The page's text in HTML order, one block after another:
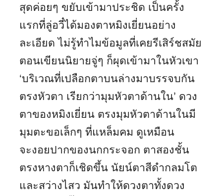
สุดค่อยๆ ขยับเข้ามาประชิด เป็นครั้ง
แรกที่ลู่อวี๋ได้มองตาหมิงเยี่ยนอย่าง
ละเอียด ไม่รู้ทำไมข้อมูลที่เคยรีเสิร์ชสมัย
ตอนเขียนนิยายจู่ๆ ก็ผุดเข้ามาในหัวเขา
‘บริเวณที่เปลือกตาบนล่างมาบรรจบกัน
ตรงหัวตา เรียกว่ามุมหัวตาด้านใน’ ดวง
ตาของหมิงเยี่ยน ตรงมุมหัวตาด้านในมี
มุมตะขอเล็กๆ ที่แหล็มคม ดูเหมือน
จะงอยปากของนกกระจอก ตาสองชั้น
ตรงหางตาก็เชิดขึ้น นัยน์ตาสีดำกลมโต
และสว่างไสว มันทำให้ดวงตาทั้งดวง